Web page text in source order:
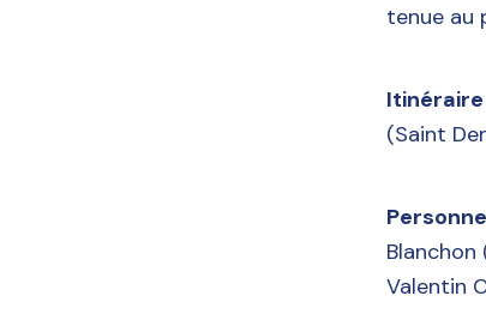
tenue au
Itinéraire
(Saint
Blanchon
Valentin